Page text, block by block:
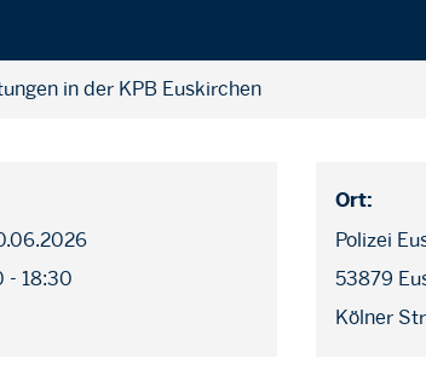
in der KPB Euskirchen
- 18:30
Ort:
Polizei
53879
Kölner